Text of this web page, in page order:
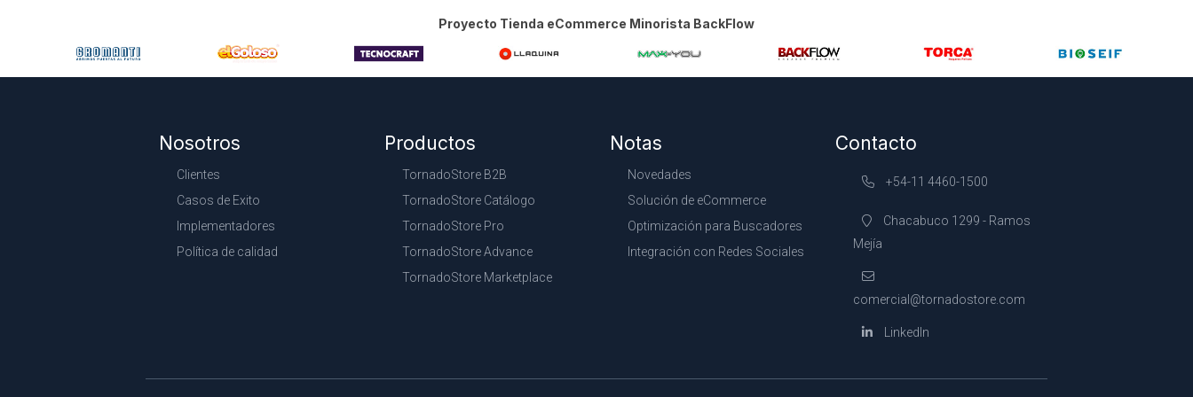
Proyecto Tienda eCommerce Minorista BackFlow
Nosotros
Clientes
Casos de Exito
Implementadores
Política de calidad
Productos
TornadoStore B2B
TornadoStore Catálogo
TornadoStore Pro
TornadoStore Advance
TornadoStore Marketplace
Notas
Novedades
Solución de eCommerce
Optimización para Buscadores
Integración con Redes Sociales
Contacto
+54-11 4460-1500
Chacabuco 1299 - Ramos
Mejía
comercial@tornadostore.com
LinkedIn